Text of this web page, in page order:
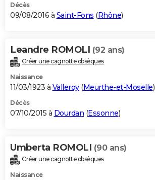
Décès
09/08/2016 à Saint-Fons (Rhône)
Leandre ROMOLI (92 ans)
Créer une cagnotte obsèques
Naissance
11/03/1923 à Valleroy(Meurthe-et-Moselle)
Décès
07/10/2015 à Dourdan (Essonne)
Umberta ROMOLI (90 ans)
Créer une cagnotte obsèques
Naissance